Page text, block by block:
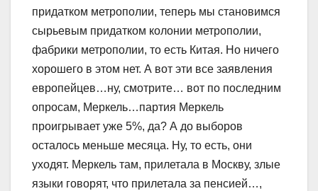
придатком метрополии, теперь мы становимся
сырьевым придатком колонии метрополии,
фабрики метрополии, то есть Китая. Но ничего
хорошего в этом нет. А вот эти все заявления
европейцев…ну, смотрите… вот по последним
опросам, Меркель…партия Меркель
проигрывает уже 5%, да? А до выборов
осталось меньше месяца. Ну, то есть, они
уходят. Меркель там, прилетала в Москву, злые
языки говорят, что прилетала за пенсией…,